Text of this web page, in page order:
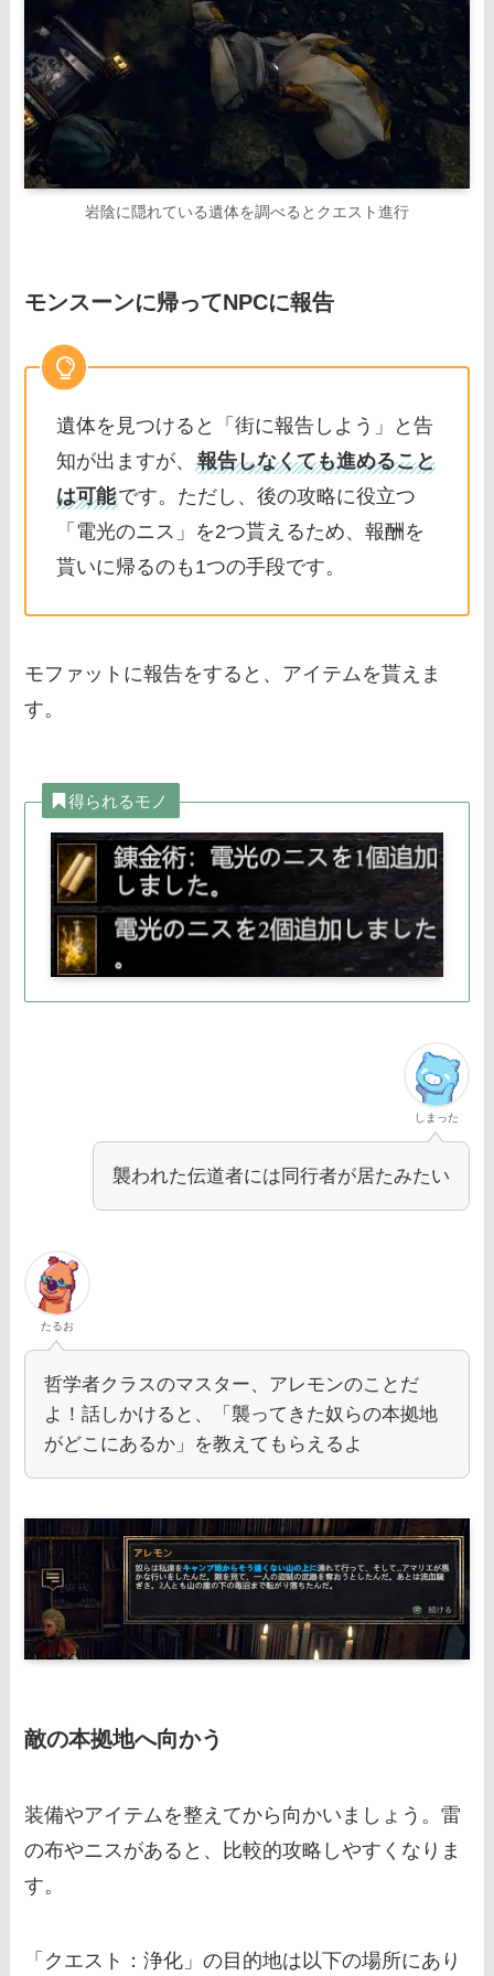
岩陰に隠れている遺体を調べるとクエスト進行
モンスーンに帰ってNPCに報告
遺体を見つけると「街に報告しよう」と告
知が出ますが、報告しなくても進めること
は可能です。ただし、後の攻略に役立つ
「電光のニス」を2つ貰えるため、報酬を
貰いに帰るのも1つの手段です。
モファットに報告をすると、アイテムを貰えま
す。
得られるモノ
しまった
襲われた伝道者には同行者が居たみたい
たるお
哲学者クラスのマスター、アレモンのことだ
よ！話しかけると、「襲ってきた奴らの本拠地
がどこにあるか」を教えてもらえるよ
敵の本拠地へ向かう
装備やアイテムを整えてから向かいましょう。雷
の布やニスがあると、比較的攻略しやすくなりま
す。
「クエスト：浄化」の目的地は以下の場所にあり